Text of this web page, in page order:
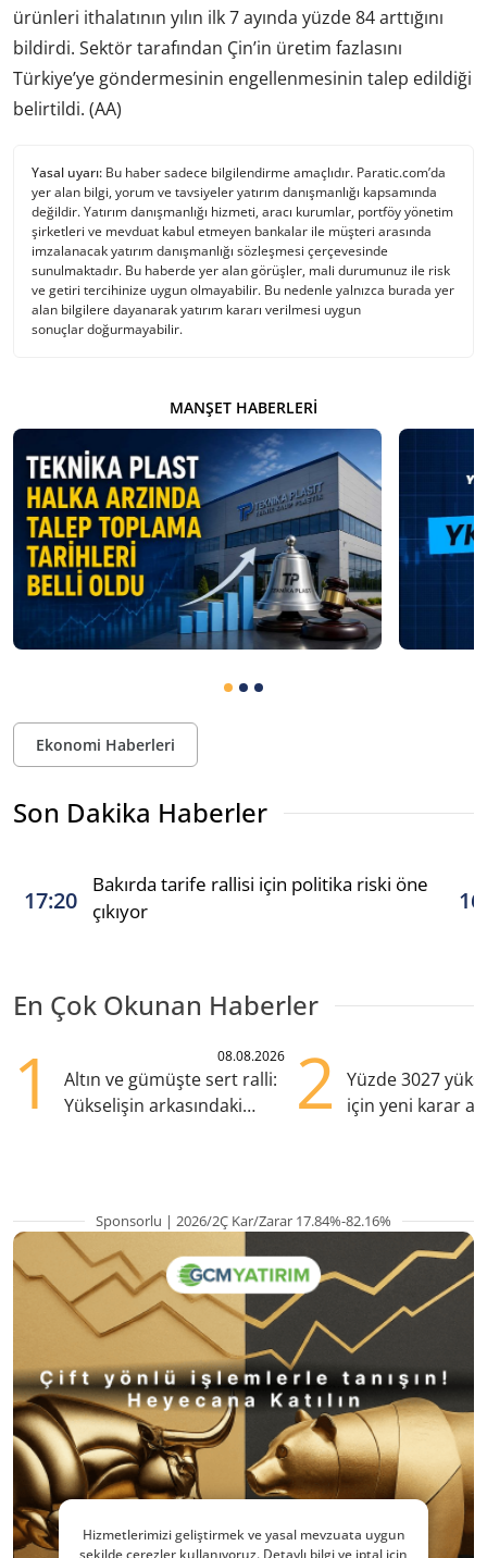
ürünleri ithalatının yılın ilk 7 ayında yüzde 84 arttığını
bildirdi. Sektör tarafından Çin’in üretim fazlasını
Türkiye’ye göndermesinin engellenmesinin talep edildiği
belirtildi. (AA)
Yasal uyarı: Bu haber sadece bilgilendirme amaçlıdır. Paratic.com’da
yer alan bilgi, yorum ve tavsiyeler yatırım danışmanlığı kapsamında
değildir. Yatırım danışmanlığı hizmeti, aracı kurumlar, portföy yönetim
şirketleri ve mevduat kabul etmeyen bankalar ile müşteri arasında
imzalanacak yatırım danışmanlığı sözleşmesi çerçevesinde
sunulmaktadır. Bu haberde yer alan görüşler, mali durumunuz ile risk
ve getiri tercihinize uygun olmayabilir. Bu nedenle yalnızca burada yer
alan bilgilere dayanarak yatırım kararı verilmesi uygun
sonuçlar doğurmayabilir.
MANŞET HABERLERI
Ekonomi Haberleri
Son Dakika Haberler
17:20
Bakırda tarife rallisi için politika riski öne
çıkıyor
En Çok Okunan Haberler
1 08.08.2026
Altın ve gümüşte sert ralli:
Yükselişin arkasındaki
2
Yüzde 3027
için yeni karar
Sponsorlu | 2026/2Ç Kar/Zarar 17.84%-82.16%
Hizmetlerimizi geliştirmek ve yasal mevzuata uygun
şekilde çerezler kullanıyoruz. Detaylı bilgi ve iptal için